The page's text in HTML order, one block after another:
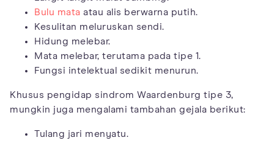
Bulu mata atau alis berwarna putih.
Kesulitan meluruskan sendi.
Hidung melebar.
Mata melebar, terutama pada tipe 1.
Fungsi intelektual sedikit menurun.
Khusus pengidap sindrom Waardenburg tipe 3,
mungkin juga mengalami tambahan gejala berikut:
Tulang jari menyatu.